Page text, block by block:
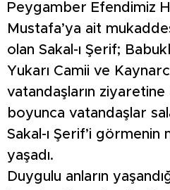
Peygamber Efendimiz
Mustafa’ya ait
olan Sakal-ı Şerif;
Yukarı Camii ve
vatandaşların ziyaretine
boyunca vatandaşlar
Sakal-ı Şerif’i görmenin
yaşadı.
Duygulu anların